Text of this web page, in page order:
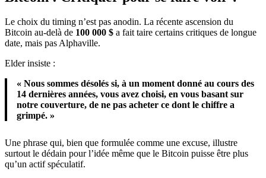
Le choix du timing n’est pas anodin. La récente ascension du
Bitcoin au-delà de 100 000 $ a fait taire certains critiques de longue
date, mais pas Alphaville.
Elder insiste :
« Nous sommes désolés si, à un moment donné au cours des
14 dernières années, vous avez choisi, en vous basant sur
notre couverture, de ne pas acheter ce dont le chiffre a
grimpé. »
Une phrase qui, bien que formulée comme une excuse, illustre
surtout le dédain pour l’idée même que le Bitcoin puisse être plus
qu’un actif spéculatif.